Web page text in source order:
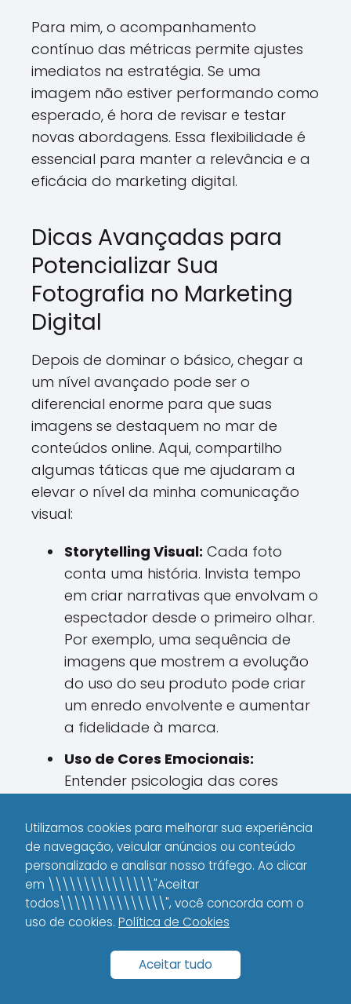
Para mim, o acompanhamento
contínuo das métricas permite ajustes
imediatos na estratégia. Se uma
imagem não estiver performando como
esperado, é hora de revisar e testar
novas abordagens. Essa flexibilidade é
essencial para manter a relevância e a
eficácia do marketing digital.
Dicas Avançadas para
Potencializar Sua
Fotografia no Marketing
Digital
Depois de dominar o básico, chegar a
um nível avançado pode ser o
diferencial enorme para que suas
imagens se destaquem no mar de
conteúdos online. Aqui, compartilho
algumas táticas que me ajudaram a
elevar o nível da minha comunicação
visual:
Storytelling Visual: Cada foto
conta uma história. Invista tempo
em criar narrativas que envolvam o
espectador desde o primeiro olhar.
Por exemplo, uma sequência de
imagens que mostrem a evolução
do uso do seu produto pode criar
um enredo envolvente e aumentar
a fidelidade à marca.
Uso de Cores Emocionais:
Entender psicologia das cores
campanhas. Cores quentes podem
transmitir energia e urgência,
enquanto tons frios passam calma
e segurança. Experimente e veja
qual combinação se alinha melhor
com a mensagem que deseja
transmitir.
Utilizamos cookies para melhorar sua experiência
de navegação, veicular anúncios ou conteúdo
personalizado e analisar nosso tráfego. Ao clicar
em \\\\\\\\\\\\\\\"Aceitar
todos\\\\\\\\\\\\\\\", você concorda com o
uso de cookies. Política de Cookies
Aceitar tudo